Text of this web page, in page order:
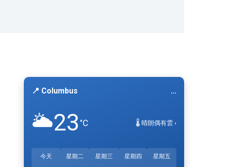
📍 Columbus ...
🌥️23°C 🌡️ 晴朗偶有雲 ›
今天 星期二 星期三 星期四 星期五